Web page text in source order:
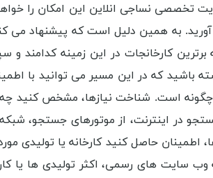
تخصصی نساجی انلاین این امکان را
به همین دلیل است که پیشنهاد می
کارخانجات در این زمینه کدامند
باشید که در این مسیر می توانید با
است. شناخت نیازها، مشخص کنید چه
در اینترنت، از موتورهای جستجو،
حاصل کنید کارخانه یا تولیدی
سایت های رسمی، اکثر تولیدی ها یا